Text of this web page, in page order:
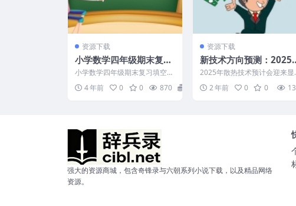
资源下载
小学数学四年级期末复习
填空题专项训练PPT
小学数学四年级期末复习填空题
专项训练PPT注意事项： 在小学
时期，数学这门学科的...
4 年前 0 0 870
资源下载
新技术方向预测：2025
散热新技术预测
2025年散热技术预计会迎来显
著进展，主要推动因素包括5
G、AI、高性能计算（H...
2 年前 0 0
强大的资源商城，包含奇锋录与六朝系列小说下载，以及精品网络
资源。